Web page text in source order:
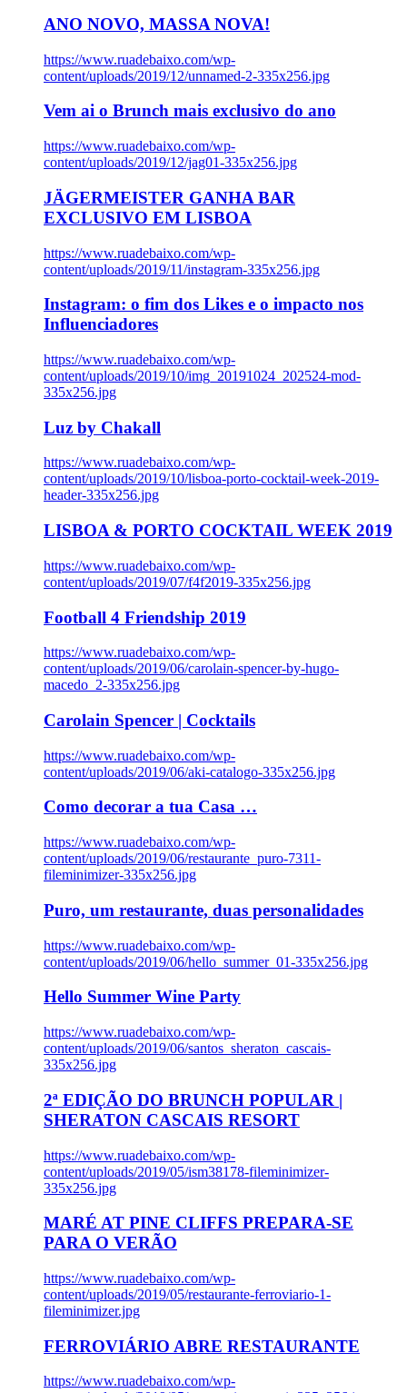
ANO NOVO, MASSA NOVA!
https://www.ruadebaixo.com/wp-
content/uploads/2019/12/unnamed-2-335x256.jpg
Vem ai o Brunch mais exclusivo do ano
https://www.ruadebaixo.com/wp-
content/uploads/2019/12/jag01-335x256.jpg
JÄGERMEISTER GANHA BAR
EXCLUSIVO EM LISBOA
https://www.ruadebaixo.com/wp-
content/uploads/2019/11/instagram-335x256.jpg
Instagram: o fim dos Likes e o impacto nos
Influenciadores
https://www.ruadebaixo.com/wp-
content/uploads/2019/10/img_20191024_202524-mod-
335x256.jpg
Luz by Chakall
https://www.ruadebaixo.com/wp-
content/uploads/2019/10/lisboa-porto-cocktail-week-2019-
header-335x256.jpg
LISBOA & PORTO COCKTAIL WEEK 2019
https://www.ruadebaixo.com/wp-
content/uploads/2019/07/f4f2019-335x256.jpg
Football 4 Friendship 2019
https://www.ruadebaixo.com/wp-
content/uploads/2019/06/carolain-spencer-by-hugo-
macedo_2-335x256.jpg
Carolain Spencer | Cocktails
https://www.ruadebaixo.com/wp-
content/uploads/2019/06/aki-catalogo-335x256.jpg
Como decorar a tua Casa …
https://www.ruadebaixo.com/wp-
content/uploads/2019/06/restaurante_puro-7311-
fileminimizer-335x256.jpg
Puro, um restaurante, duas personalidades
https://www.ruadebaixo.com/wp-
content/uploads/2019/06/hello_summer_01-335x256.jpg
Hello Summer Wine Party
https://www.ruadebaixo.com/wp-
content/uploads/2019/06/santos_sheraton_cascais-
335x256.jpg
2ª EDIÇÃO DO BRUNCH POPULAR |
SHERATON CASCAIS RESORT
https://www.ruadebaixo.com/wp-
content/uploads/2019/05/ism38178-fileminimizer-
335x256.jpg
MARÉ AT PINE CLIFFS PREPARA-SE
PARA O VERÃO
https://www.ruadebaixo.com/wp-
content/uploads/2019/05/restaurante-ferroviario-1-
fileminimizer.jpg
FERROVIÁRIO ABRE RESTAURANTE
https://www.ruadebaixo.com/wp-